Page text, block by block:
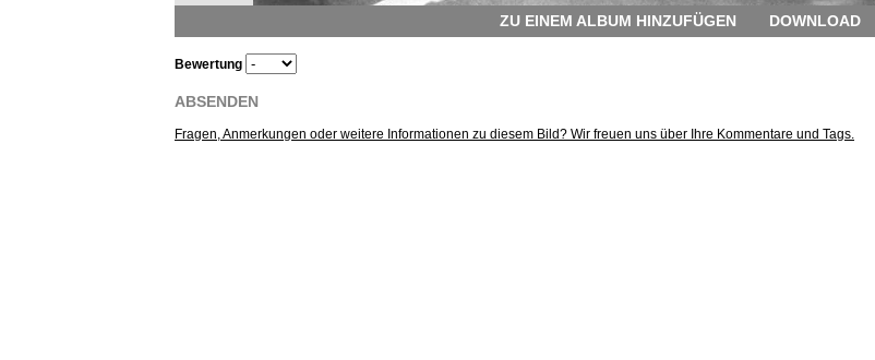
ZU EINEM ALBUM HINZUFÜGEN DOWNLOAD
Bewertung
ABSENDEN
Fragen, Anmerkungen oder weitere Informationen zu diesem Bild? Wir freuen uns über Ihre Kommentare und Tags.